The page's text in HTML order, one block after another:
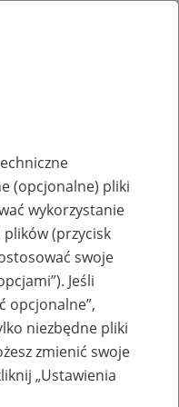
lub
pracy
(opcjonalne) pliki
wykorzystanie
plików (przycisk
swoje
Jeśli
opcjonalne”,
niezbędne pliki
zmienić swoje
„Ustawienia